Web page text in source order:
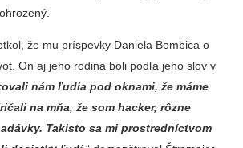
že mu príspevky Daniela Bombica o
On aj jeho rodina boli podľa jeho slov v
nám ľudia pod oknami, že máme
na mňa, že som hacker, rôzne
Takisto sa mi prostredníctvom